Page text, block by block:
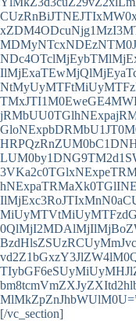
[/vc_section]